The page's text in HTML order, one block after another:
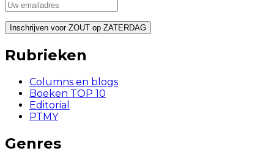
Rubrieken
Columns en blogs
Boeken TOP 10
Editorial
PTMY
Genres